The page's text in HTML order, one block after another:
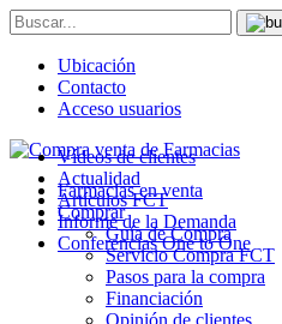
Ubicación
Contacto
Acceso usuarios
Farmacias en venta
Comprar
Guía de Compra
Servicio Compra FCT
Pasos para la compra
Financiación
Opinión de clientes
Vídeos de clientes
Actualidad
Artículos FCT
Informe de la Demanda
Conferencias One to One